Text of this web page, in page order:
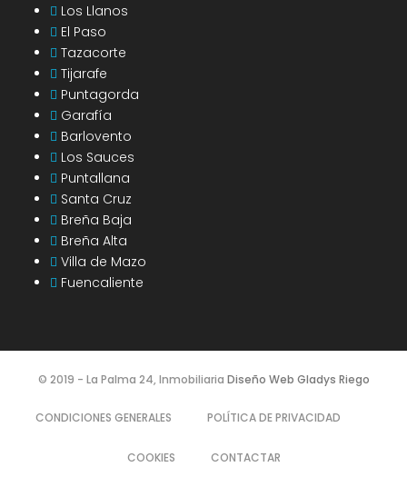
Los Llanos
El Paso
Tazacorte
Tijarafe
Puntagorda
Garafía
Barlovento
Los Sauces
Puntallana
Santa Cruz
Breña Baja
Breña Alta
Villa de Mazo
Fuencaliente
© 2019 - La Palma 24, Inmobiliaria Diseño Web Gladys Riego
CONDICIONES GENERALES POLÍTICA DE PRIVACIDAD
COOKIES CONTACTAR